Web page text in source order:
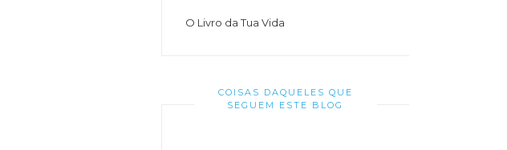
O Livro da Tua Vida
COISAS DAQUELES QUE
SEGUEM ESTE BLOG